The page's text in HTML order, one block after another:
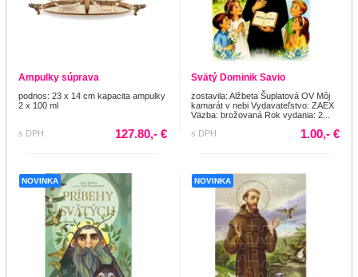
Ampulky súprava
podnos: 23 x 14 cm kapacita ampulky
2 x 100 ml
s DPH 127.80,- €
Svätý Dominik Savio
zostavila: Alžbeta Šuplatová OV Môj
kamarát v nebi Vydavateľstvo: ZAEX
Väzba: brožovaná Rok vydania: 2...
s DPH
1.00,- €
NOVINKA NOVINKA